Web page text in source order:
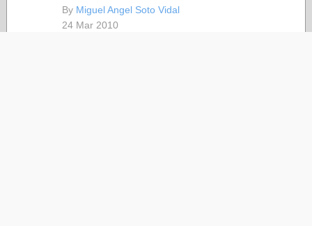
By Miguel Angel Soto Vidal
24 Mar 2010